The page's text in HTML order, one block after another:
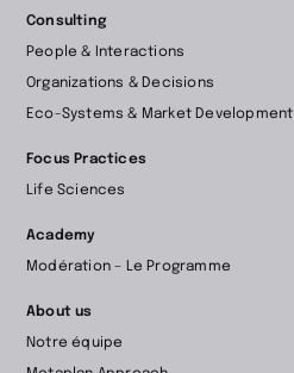
à
page
Consulting
People & Interactions
Organizations & Decisions
Eco-Systems & Market Development
Focus Practices
Life Sciences
Academy
Modération – Le Programme
About us
Notre équipe